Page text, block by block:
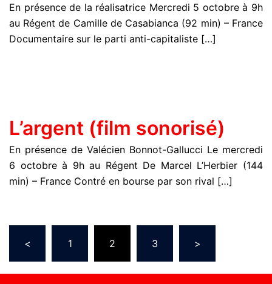
En présence de la réalisatrice Mercredi 5 octobre à 9h
au Régent de Camille de Casabianca (92 min) – France
Documentaire sur le parti anti-capitaliste […]
L’argent (film sonorisé)
En présence de Valécien Bonnot-Gallucci Le mercredi
6 octobre à 9h au Régent De Marcel L’Herbier (144
min) – France Contré en bourse par son rival […]
< 1 2 3 >